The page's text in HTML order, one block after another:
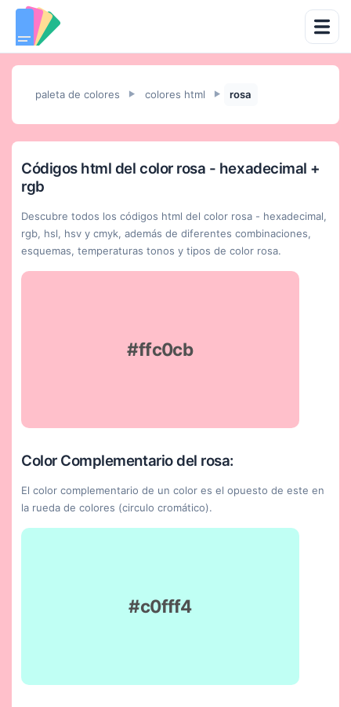
paleta de colores ► colores html ► rosa
Códigos html del color rosa - hexadecimal +
rgb
Descubre todos los códigos html del color rosa - hexadecimal,
rgb, hsl, hsv y cmyk, además de diferentes combinaciones,
esquemas, temperaturas tonos y tipos de color rosa.
#ffc0cb
Color Complementario del rosa:
El color complementario de un color es el opuesto de este en
la rueda de colores (circulo cromático).
#c0fff4